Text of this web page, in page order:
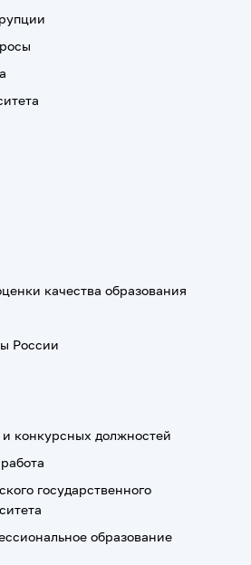
качества образования
России
конкурсных должностей
государственного
образование